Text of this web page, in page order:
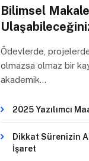
Bilimsel
Ödevlerde,
olmazsa olmaz bir
akademik…
2025 Yazılımcı
Dikkat Sürenizin
İşaret